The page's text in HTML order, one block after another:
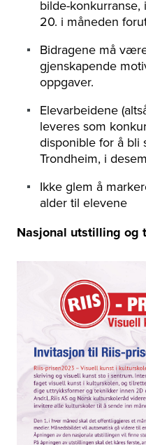
bilde-
20. i måneden
Bidragene må
gjenskapende
oppgaver.
Elevarbeidene
leveres som
disponible for å bli
Trondheim, i
Ikke glem å
alder til elevene
Nasjonal utstilling og